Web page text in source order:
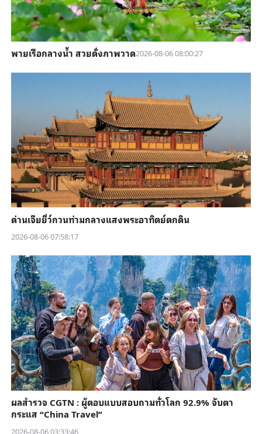
พายเรือกลางน้ำ สวยดั่งภาพวาด2026-08-06 08:00:27
ด่านเจียยี่ว์กวนท่ามกลางแสงพระอาทิตย์ตกดิน
2026-08-06 07:58:17
ผลสำรวจ CGTN : ผู้ตอบแบบสอบถามทั่วโลก 92.9% จับตา
กระแส “China Travel”
2026-08-06 03:33:46